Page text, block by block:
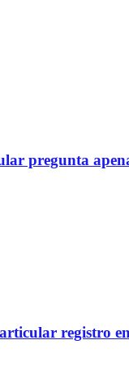
pregunta
registro